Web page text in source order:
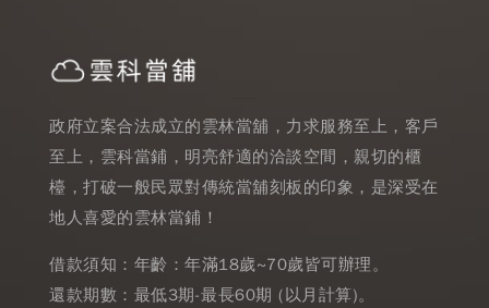
政府立案合法成立的雲林當舖，力求服務至上，客戶
至上，雲科當鋪，明亮舒適的洽談空間，親切的櫃
檯，打破一般民眾對傳統當舖刻板的印象，是深受在
地人喜愛的雲林當鋪！
借款須知：年齡：年滿18歲~70歲皆可辦理。
還款期數：最低3期-最長60期 (以月計算)。